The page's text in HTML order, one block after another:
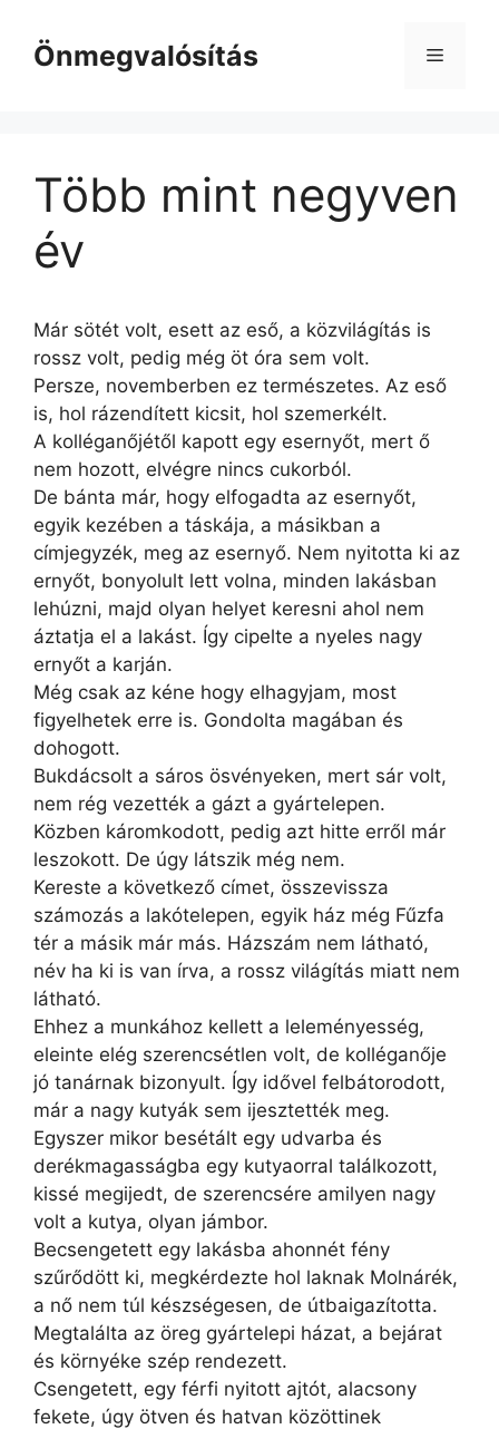
tartalomba
Önmegvalósítás Menü
Több mint negyven
év
Már sötét volt, esett az eső, a közvilágítás is
rossz volt, pedig még öt óra sem volt.
Persze, novemberben ez természetes. Az eső
is, hol rázendített kicsit, hol szemerkélt.
A kolléganőjétől kapott egy esernyőt, mert ő
nem hozott, elvégre nincs cukorból.
De bánta már, hogy elfogadta az esernyőt,
egyik kezében a táskája, a másikban a
címjegyzék, meg az esernyő. Nem nyitotta ki az
ernyőt, bonyolult lett volna, minden lakásban
lehúzni, majd olyan helyet keresni ahol nem
áztatja el a lakást. Így cipelte a nyeles nagy
ernyőt a karján.
Még csak az kéne hogy elhagyjam, most
figyelhetek erre is. Gondolta magában és
dohogott.
Bukdácsolt a sáros ösvényeken, mert sár volt,
nem rég vezették a gázt a gyártelepen.
Közben káromkodott, pedig azt hitte erről már
leszokott. De úgy látszik még nem.
Kereste a következő címet, összevissza
számozás a lakótelepen, egyik ház még Fűzfa
tér a másik már más. Házszám nem látható,
név ha ki is van írva, a rossz világítás miatt nem
látható.
Ehhez a munkához kellett a leleményesség,
eleinte elég szerencsétlen volt, de kolléganője
jó tanárnak bizonyult. Így idővel felbátorodott,
már a nagy kutyák sem ijesztették meg.
Egyszer mikor besétált egy udvarba és
derékmagasságba egy kutyaorral találkozott,
kissé megijedt, de szerencsére amilyen nagy
volt a kutya, olyan jámbor.
Becsengetett egy lakásba ahonnét fény
szűrődött ki, megkérdezte hol laknak Molnárék,
a nő nem túl készségesen, de útbaigazította.
Megtalálta az öreg gyártelepi házat, a bejárat
és környéke szép rendezett.
Csengetett, egy férfi nyitott ajtót, alacsony
fekete, úgy ötven és hatvan közöttinek